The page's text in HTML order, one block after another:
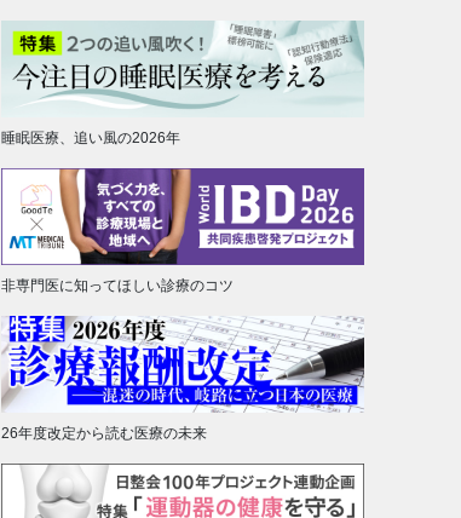
睡眠医療、追い風の2026年
非専門医に知ってほしい診療のコツ
26年度改定から読む医療の未来